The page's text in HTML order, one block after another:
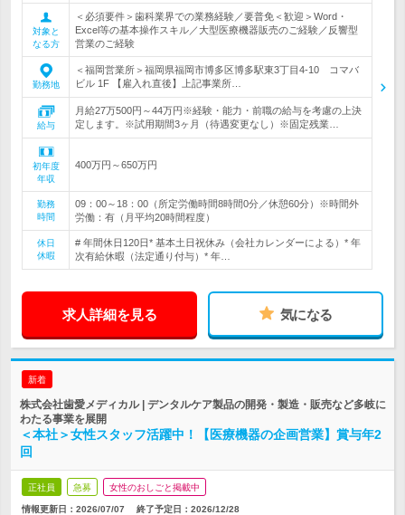
対象と
なる方
＜必須要件＞歯科業界での業務経験／要普免＜歓迎＞Word・
Excel等の基本操作スキル／大型医療機器販売のご経験／反響型
営業のご経験
勤務地
＜福岡営業所＞福岡県福岡市博多区博多駅東3丁目4-10 コマバ
ビル 1F 【雇入れ直後】上記事業所…
給与
月給27万500円～44万円※経験・能力・前職の給与を考慮の上決
定します。※試用期間3ヶ月（待遇変更なし）※固定残業…
初年度
年収
400万円～650万円
勤務
時間
09：00～18：00（所定労働時間8時間0分／休憩60分）※時間外
労働：有（月平均20時間程度）
休日
休暇
# 年間休日120日* 基本土日祝休み（会社カレンダーによる）* 年
次有給休暇（法定通り付与）* 年…
求人詳細を見る 気になる
新着
株式会社歯愛メディカル | デンタルケア製品の開発・製造・販売など多岐に
わたる事業を展開
＜本社＞女性スタッフ活躍中！【医療機器の企画営業】賞与年2
回
正社員 急募 女性のおしごと掲載中
情報更新日：2026/07/07 終了予定日： 2026/12/28